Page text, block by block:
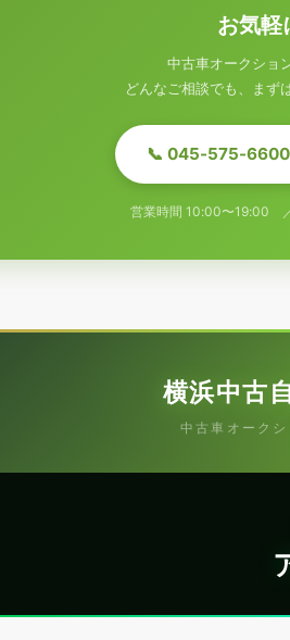
お気軽
中古車オークショ
どんなご相談でも、まず
📞 045-575-6600
営業時間 10:00〜19:00
横浜中古
中古車オーク